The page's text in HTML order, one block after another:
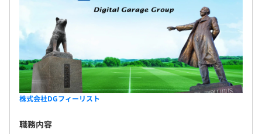
株式会社DGフィーリスト
職務内容